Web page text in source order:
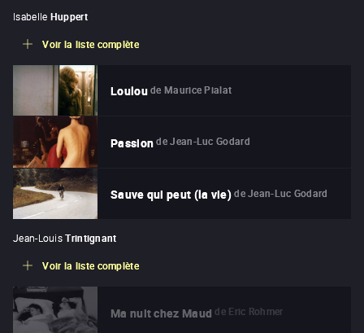
Isabelle Huppert
Voir la liste complète
Loulou de Maurice Pialat
Passion de Jean-Luc Godard
Sauve qui peut (la vie) de Jean-Luc Godard
Jean-Louis Trintignant
Voir la liste complète
Ma nuit chez Maud de Eric Rohmer